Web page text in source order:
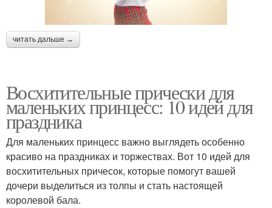
читать дальше →
Восхитительные прически для
маленьких принцесс: 10 идей для
праздника
Для маленьких принцесс важно выглядеть особенно
красиво на праздниках и торжествах. Вот 10 идей для
восхитительных причесок, которые помогут вашей
дочери выделиться из толпы и стать настоящей
королевой бала.